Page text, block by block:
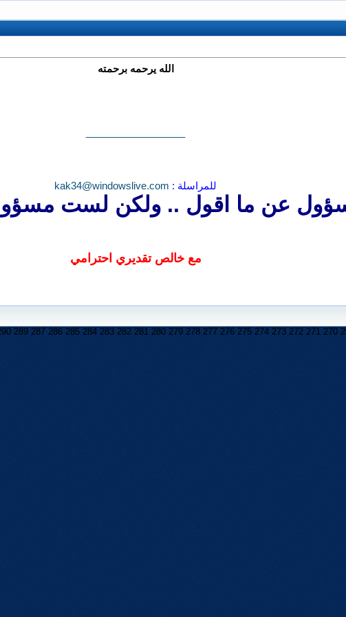
الله يرحمه برحمته
للمراسلة : kak34@windowslive.com
عن ما اقول .. ولكن لست
مع خالص تقديري احترامي
270
271
272
273
274
275
276
277
278
279
280
281
282
283
284
285
286
287
289